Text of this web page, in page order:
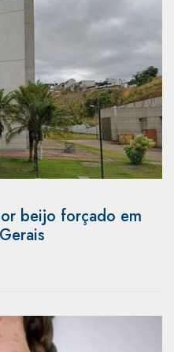
beijo forçado em